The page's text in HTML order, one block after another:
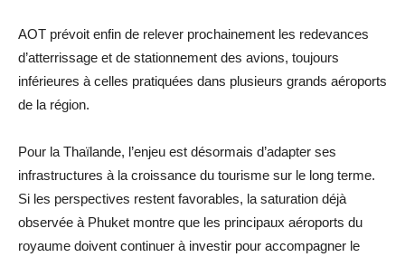
AOT prévoit enfin de relever prochainement les redevances
d’atterrissage et de stationnement des avions, toujours
inférieures à celles pratiquées dans plusieurs grands aéroports
de la région.
Pour la Thaïlande, l’enjeu est désormais d’adapter ses
infrastructures à la croissance du tourisme sur le long terme.
Si les perspectives restent favorables, la saturation déjà
observée à Phuket montre que les principaux aéroports du
royaume doivent continuer à investir pour accompagner le